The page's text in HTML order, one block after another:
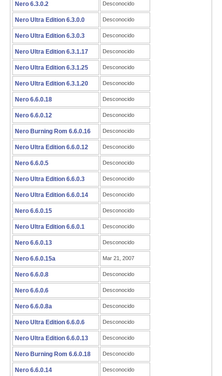
Nero 6.3.0.2 Desconocido
Nero Ultra Edition 6.3.0.0 Desconocido
Nero Ultra Edition 6.3.0.3 Desconocido
Nero Ultra Edition 6.3.1.17 Desconocido
Nero Ultra Edition 6.3.1.25 Desconocido
Nero Ultra Edition 6.3.1.20 Desconocido
Nero 6.6.0.18 Desconocido
Nero 6.6.0.12 Desconocido
Nero Burning Rom 6.6.0.16 Desconocido
Nero Ultra Edition 6.6.0.12 Desconocido
Nero 6.6.0.5 Desconocido
Nero Ultra Edition 6.6.0.3 Desconocido
Nero Ultra Edition 6.6.0.14 Desconocido
Nero 6.6.0.15 Desconocido
Nero Ultra Edition 6.6.0.1 Desconocido
Nero 6.6.0.13 Desconocido
Nero 6.6.0.15a Mar 21, 2007
Nero 6.6.0.8 Desconocido
Nero 6.6.0.6 Desconocido
Nero 6.6.0.8a Desconocido
Nero Ultra Edition 6.6.0.6 Desconocido
Nero Ultra Edition 6.6.0.13 Desconocido
Nero Burning Rom 6.6.0.18 Desconocido
Nero 6.6.0.14 Desconocido